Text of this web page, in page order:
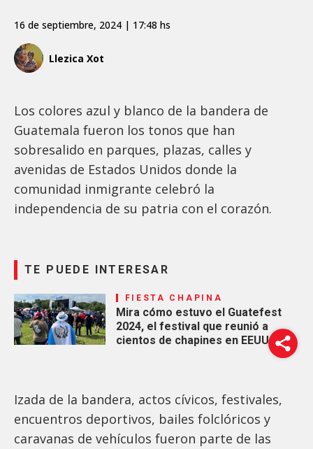
Llezica Xot
16 de septiembre, 2024 | 17:48 hs
Los colores azul y blanco de la bandera de
Guatemala fueron los tonos que han
sobresalido en parques, plazas, calles y
avenidas de Estados Unidos donde la
comunidad inmigrante celebró la
independencia de su patria con el corazón.
TE PUEDE INTERESAR
FIESTA CHAPINA
Mira cómo estuvo el Guatefest
2024, el festival que reunió a
cientos de chapines en EEUU
Izada de la bandera, actos cívicos, festivales,
encuentros deportivos, bailes folclóricos y
caravanas de vehículos fueron parte de las